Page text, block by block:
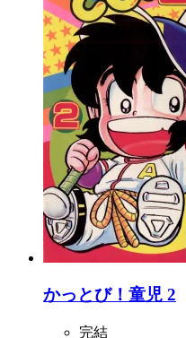
かっとび！童児 2
完結